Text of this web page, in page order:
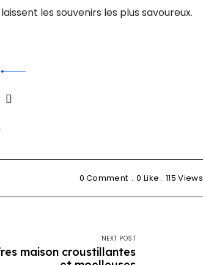
les souvenirs les plus savoureux.
0 Comment 0 Like 115 Views
NEXT POST
maison croustillantes